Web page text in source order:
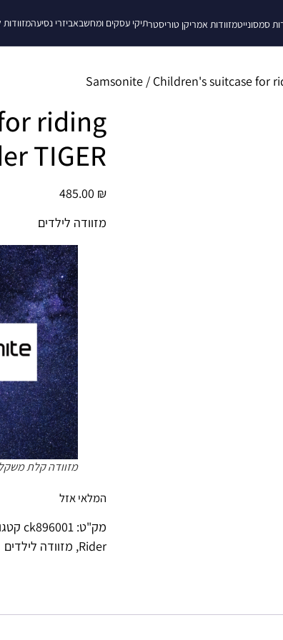
סמסונייטמזוודות אמריקן טוריסטרתיקי עסקים ומחשבאביזרי נסיעהמזוודות
Samsonite / Children's suitcase for
riding
TIGER
485.00 ₪
מזוודה לילדים
מזוודה קלת משקל
המלאי אזל
מק"ט: ck896001
Rider
, מזוודה לילדים